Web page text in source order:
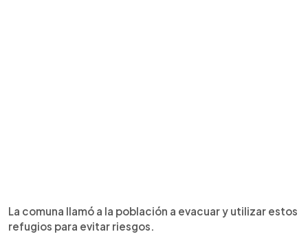
La comuna llamó a la población a evacuar y utilizar estos
refugios para evitar riesgos.